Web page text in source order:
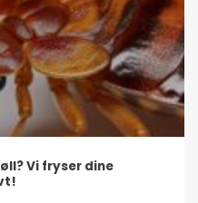
Vi fryser dine